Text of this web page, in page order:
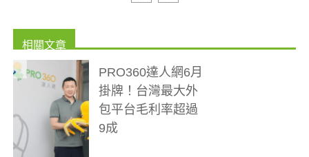
PRO360達人網6月
掛牌！台灣最大外
包平台毛利率超過
9成